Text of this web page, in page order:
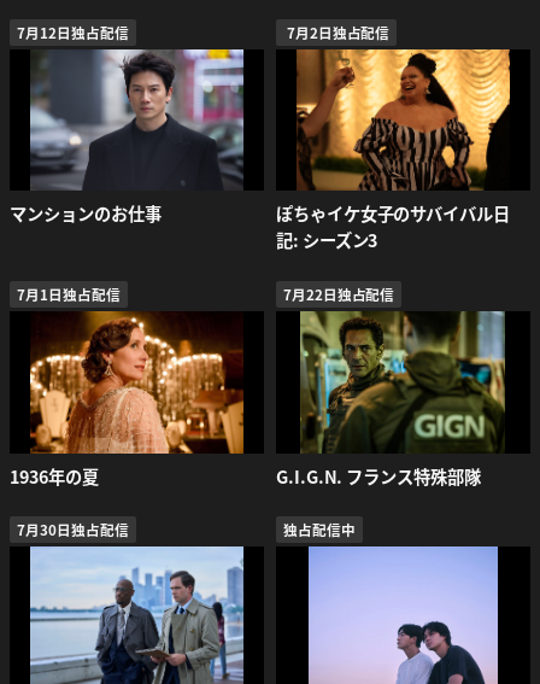
7月12日独占配信
マンションのお仕事
7月2日独占配信
ぽちゃイケ女子のサバイバル日
記: シーズン3
7月1日独占配信
1936年の夏
7月22日独占配信
G.I.G.N. フランス特殊部隊
7月30日独占配信 独占配信中